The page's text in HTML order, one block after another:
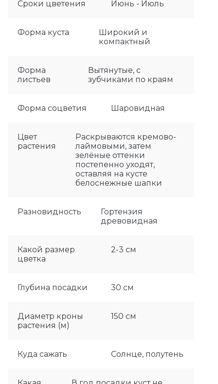
Сроки цветения Июнь - Июль
Форма куста
Широкий и
компактный
Форма
листьев
Вытянутые, с
зубчиками по краям
Форма соцветия Шаровидная
Цвет
растения
Раскрываются кремово-
лаймовыми, затем
зелёные оттенки
постепенно уходят,
оставляя на кусте
белоснежные шапки
Разновидность
Гортензия
древовидная
Какой размер
цветка
2-3 см
Глубина посадки 30 см
Диаметр кроны
растения (м)
150 см
Куда сажать Солнце, полутень